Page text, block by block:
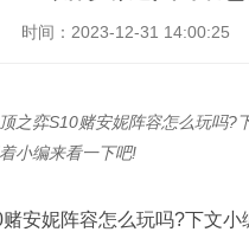
时间：2023-12-31 14:00:25
之弈S10赌安妮阵容怎么玩吗
小编来看一下吧!
安妮阵容怎么玩吗?下文